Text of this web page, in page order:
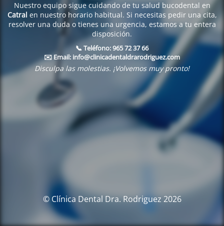
Nuestro equipo sigue cuidando de tu salud bucodental en
Catral en nuestro horario habitual. Si necesitas pedir una cita,
resolver una duda o tienes una urgencia, estamos a tu entera
disposición.
📞 Teléfono:965 72 37 66
✉️ Email: info@clinicadentaldrarodriguez.com
Disculpa las molestias. ¡Volvemos muy pronto!
© Clínica Dental Dra. Rodriguez 2026